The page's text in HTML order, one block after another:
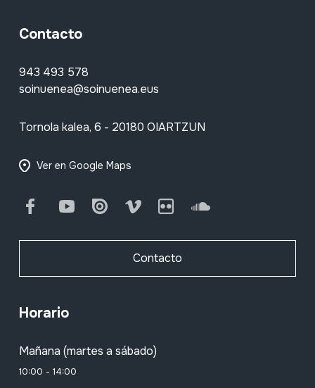
Contacto
943 493 578
soinuenea@soinuenea.eus
Tornola kalea, 6 - 20180 OIARTZUN
Ver en Google Maps
FacebookYoutube Issuu Vimeo Flickr SoundCloud
Contacto
Horario
Mañana (martes a sábado)
10:00 - 14:00